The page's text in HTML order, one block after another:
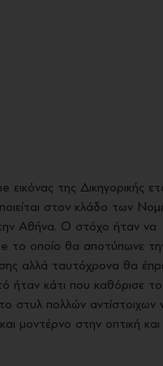
της Δικηγορικής
στον κλάδο των
Αθήνα. Ο στόχο ήταν να
το οποίο θα αποτύπωνε
αλλά ταυτόχρονα θα
ήταν κάτι που καθόρισε
στυλ πολλών
μοντέρνο στην οπτική και